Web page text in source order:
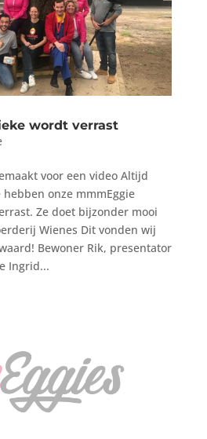
wordt verrast
voor een video Altijd
onze mmmEggie
Ze doet bijzonder mooi
Wienes Dit vonden wij
Bewoner Rik, presentator
Ingrid...